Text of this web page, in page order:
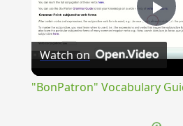
Watch on
"BonPatron" Vocabulary